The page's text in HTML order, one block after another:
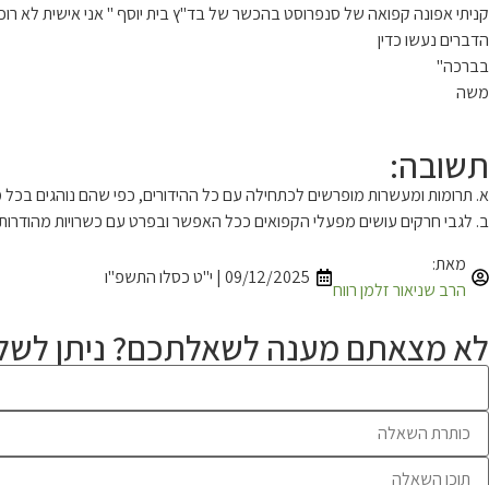
קניתי אפונה קפואה של סנפרוסט בהכשר של בד"ץ בית יוסף " אני אישית לא
הדברים נעשו כדין
בברכה"
משה
תשובה:
א. תרומות ומעשרות מופרשים לכתחילה עם כל ההידורים, כפי שהם נוהגים
ב. לגבי חרקים עושים מפעלי הקפואים ככל האפשר ובפרט עם כשרויות
מאת:
הרב שניאור זלמן רווח
09/12/2025 | י"ט כסלו התשפ"ו
לא מצאתם מענה לשאלתכם? ניתן